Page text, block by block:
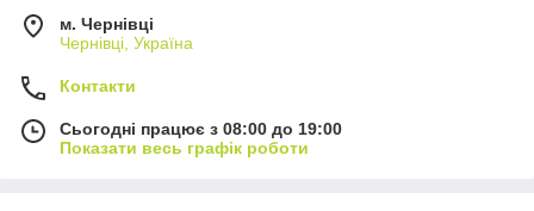
м. Чернівці
Чернівці, Україна
Контакти
Сьогодні працює з 08:00 до 19:00
Показати весь графік роботи